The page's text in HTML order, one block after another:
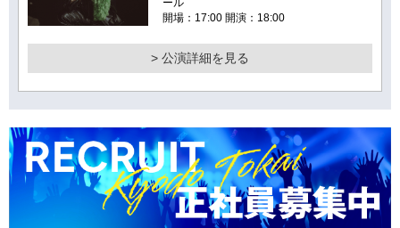
ール
開場：17:00 開演：18:00
> 公演詳細を見る